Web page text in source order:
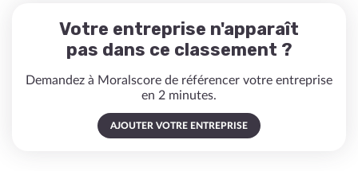
Votre entreprise n'apparaît
pas dans ce classement ?
Demandez à Moralscore de référencer votre entreprise
en 2 minutes.
AJOUTER VOTRE ENTREPRISE